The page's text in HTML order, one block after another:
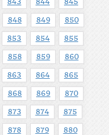
848 849 850
853 854 855
858 859 860
863 864 865
868 869 870
873 874 875
878 879 880